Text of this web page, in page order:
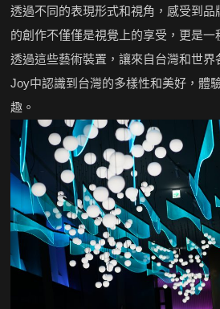
透過不同的表現形式和視角，感受到品牌
的創作不僅僅是視覺上的享受，更是
透過這些藝術裝置，讓來自台灣和世
Joy中認識到台灣的多樣性和美好，體
趣。